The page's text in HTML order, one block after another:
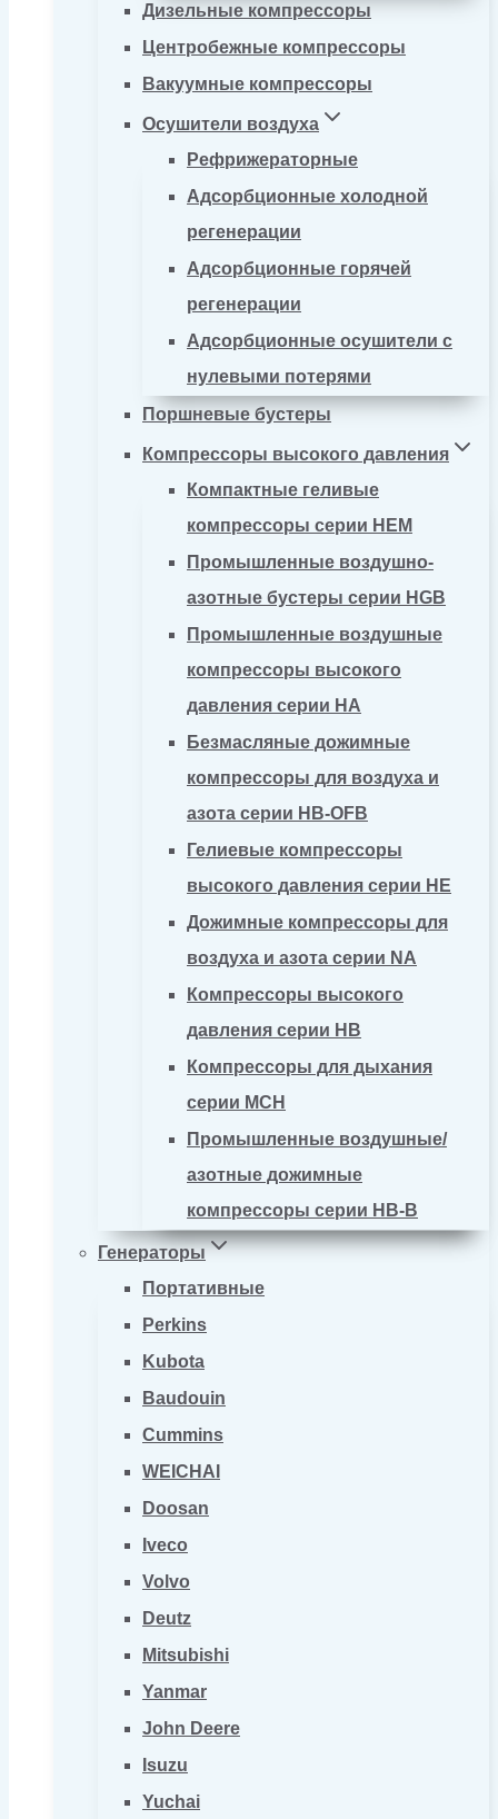
Дизельные компрессоры
Центробежные компрессоры
Вакуумные компрессоры
Осушители воздуха
Рефрижераторные
Адсорбционные холодной
регенерации
Адсорбционные горячей
регенерации
Адсорбционные осушители с
нулевыми потерями
Поршневые бустеры
Компрессоры высокого давления
Компактные геливые
компрессоры серии HEM
Промышленные воздушно-
азотные бустеры серии HGB
Промышленные воздушные
компрессоры высокого
давления серии HA
Безмасляные дожимные
компрессоры для воздуха и
азота серии HB-OFB
Гелиевые компрессоры
высокого давления серии HE
Дожимные компрессоры для
воздуха и азота серии NA
Компрессоры высокого
давления серии HB
Компрессоры для дыхания
серии MCH
Промышленные воздушные/
азотные дожимные
компрессоры серии HB-B
Генераторы
Портативные
Perkins
Kubota
Baudouin
Cummins
WEICHAI
Doosan
Iveco
Volvo
Deutz
Mitsubishi
Yanmar
John Deere
Isuzu
Yuchai